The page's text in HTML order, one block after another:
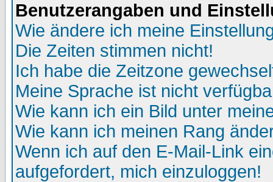
Benutzerangaben und
Wie ändere ich meine
Die Zeiten stimmen nicht!
Ich habe die Zeitzone
Meine Sprache ist nicht
Wie kann ich ein Bild unter
Wie kann ich meinen Rang
Wenn ich auf den E-Mail-Link
aufgefordert, mich einzuloggen!